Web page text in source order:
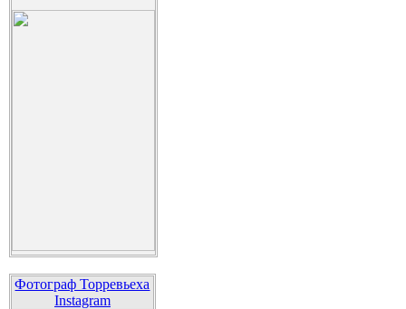
Фотограф Торревьеха
Instagram